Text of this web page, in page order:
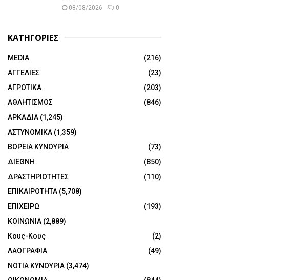
08/08/2026 0
ΚΑΤΗΓΟΡΙΕΣ
MEDIA
(216)
ΑΓΓΕΛΙΕΣ
(23)
ΑΓΡΟΤΙΚΑ
(203)
ΑΘΛΗΤΙΣΜΟΣ
(846)
ΑΡΚΑΔΙΑ (1,245)
ΑΣΤΥΝΟΜΙΚΑ (1,359)
ΒΟΡΕΙΑ ΚΥΝΟΥΡΙΑ
(73)
ΔΙΕΘΝΗ
(850)
ΔΡΑΣΤΗΡΙΟΤΗΤΕΣ
(110)
ΕΠΙΚΑΙΡΟΤΗΤΑ (5,708)
ΕΠΙΧΕΙΡΩ
(193)
ΚΟΙΝΩΝΙΑ (2,889)
Κους-Κους
(2)
ΛΑΟΓΡΑΦΙΑ
(49)
ΝΟΤΙΑ ΚΥΝΟΥΡΙΑ (3,474)